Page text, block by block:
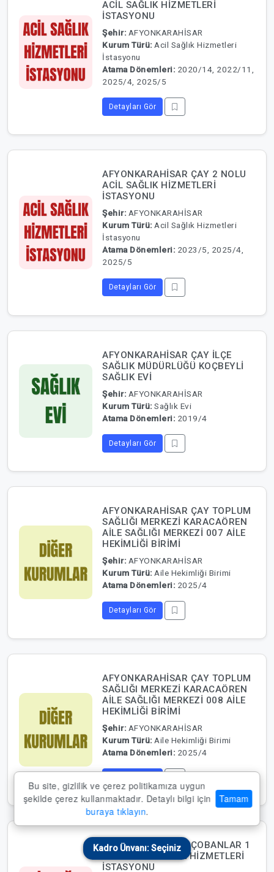
Bu site, gizlilik ve çerez politikamıza uygun
şekilde çerez kullanmaktadır. Detaylı bilgi için
buraya tıklayın.
Tamam
Kadro Ünvanı: Seçiniz
ACİL SAĞLIK HİZMETLERİ
İSTASYONU
Şehir: AFYONKARAHİSAR
Kurum Türü: Acil Sağlık Hizmetleri
İstasyonu
Atama Dönemleri: 2020/14, 2022/11,
2025/4, 2025/5
Detayları Gör
AFYONKARAHİSAR ÇAY 2 NOLU
ACİL SAĞLIK HİZMETLERİ
İSTASYONU
Şehir: AFYONKARAHİSAR
Kurum Türü: Acil Sağlık Hizmetleri
İstasyonu
Atama Dönemleri: 2023/5, 2025/4,
2025/5
Detayları Gör
AFYONKARAHİSAR ÇAY İLÇE
SAĞLIK MÜDÜRLÜĞÜ KOÇBEYLİ
SAĞLIK EVİ
Şehir: AFYONKARAHİSAR
Kurum Türü: Sağlık Evi
Atama Dönemleri: 2019/4
Detayları Gör
AFYONKARAHİSAR ÇAY TOPLUM
SAĞLIĞI MERKEZİ KARACAÖREN
AİLE SAĞLIĞI MERKEZİ 007 AİLE
HEKİMLİĞİ BİRİMİ
Şehir: AFYONKARAHİSAR
Kurum Türü: Aile Hekimliği Birimi
Atama Dönemleri: 2025/4
Detayları Gör
AFYONKARAHİSAR ÇAY TOPLUM
SAĞLIĞI MERKEZİ KARACAÖREN
AİLE SAĞLIĞI MERKEZİ 008 AİLE
HEKİMLİĞİ BİRİMİ
Şehir: AFYONKARAHİSAR
Kurum Türü: Aile Hekimliği Birimi
Atama Dönemleri: 2025/4
AFYONKARAHİSAR ÇOBANLAR 1
NOLU ACİL SAĞLIK HİZMETLERİ
İSTASYONU